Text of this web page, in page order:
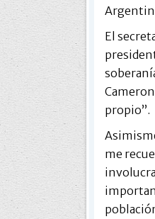
El
propio”.
me